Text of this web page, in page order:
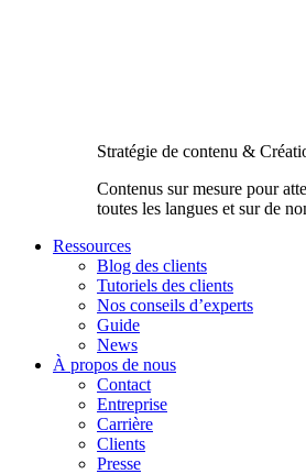
Stratégie de contenu &
Contenus sur mesure pour
toutes les langues et sur de
Ressources
Blog des clients
Tutoriels des clients
Nos conseils d’experts
Guide
News
À propos de nous
Contact
Entreprise
Carrière
Clients
Presse